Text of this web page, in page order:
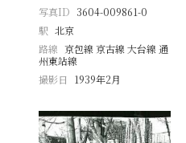
写真ID 3604-009861-0
駅 北京
路線 京包線 京古線 大台線 通
州東站線
撮影日
1939年2月